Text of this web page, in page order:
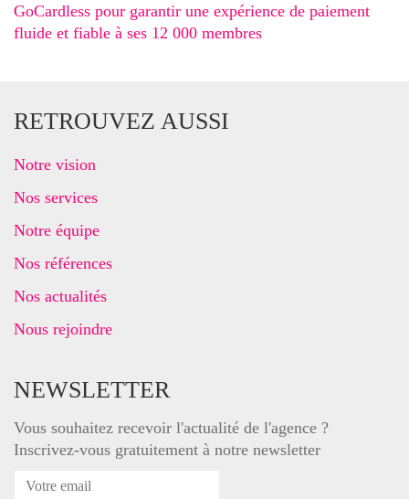
GoCardless pour garantir une expérience de paiement
fluide et fiable à ses 12 000 membres
RETROUVEZ AUSSI
Notre vision
Nos services
Notre équipe
Nos références
Nos actualités
Nous rejoindre
NEWSLETTER
Vous souhaitez recevoir l'actualité de l'agence ?
Inscrivez-vous gratuitement à notre newsletter